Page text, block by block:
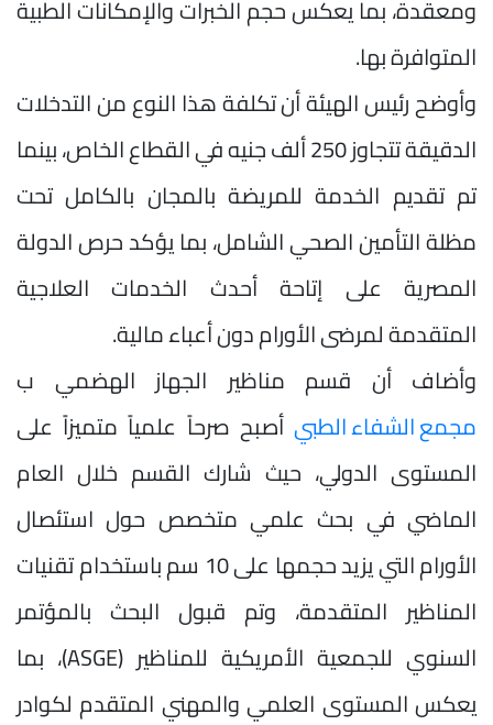
ومعقدة، بما يعكس حجم الخبرات والإمكانات الطبية
المتوافرة بها.
وأوضح رئيس الهيئة أن تكلفة هذا النوع من التدخلات
الدقيقة تتجاوز 250 ألف جنيه في القطاع الخاص، بينما
تم تقديم الخدمة للمريضة بالمجان بالكامل تحت
مظلة التأمين الصحي الشامل، بما يؤكد حرص الدولة
المصرية على إتاحة أحدث الخدمات العلاجية
المتقدمة لمرضى الأورام دون أعباء مالية.
وأضاف أن قسم مناظير الجهاز الهضمي ب
مجمع الشفاء الطبي أصبح صرحاً علمياً متميزاً على
المستوى الدولي، حيث شارك القسم خلال العام
الماضي في بحث علمي متخصص حول استئصال
الأورام التي يزيد حجمها على 10 سم باستخدام تقنيات
المناظير المتقدمة، وتم قبول البحث بالمؤتمر
السنوي للجمعية الأمريكية للمناظير (ASGE)، بما
يعكس المستوى العلمي والمهني المتقدم لكوادر